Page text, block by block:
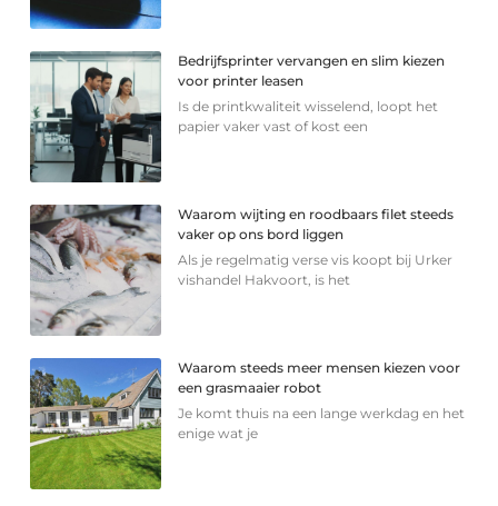
Bedrijfsprinter vervangen en slim kiezen
voor printer leasen
Is de printkwaliteit wisselend, loopt het
papier vaker vast of kost een
Waarom wijting en roodbaars filet steeds
vaker op ons bord liggen
Als je regelmatig verse vis koopt bij Urker
vishandel Hakvoort, is het
Waarom steeds meer mensen kiezen voor
een grasmaaier robot
Je komt thuis na een lange werkdag en het
enige wat je